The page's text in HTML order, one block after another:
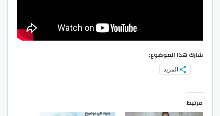
شارك هذا الموضوع:
المزيد
مرتبط